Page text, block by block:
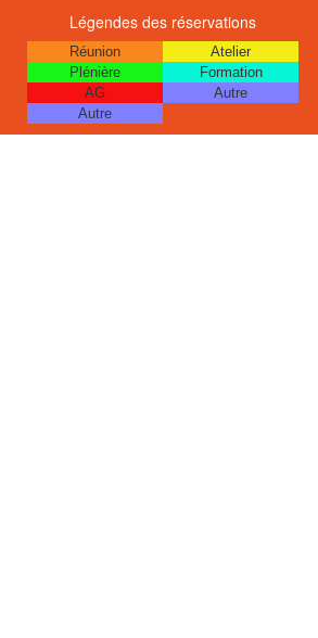
Légendes des réservations
Réunion
Atelier
Plénière
Formation
AG
Autre
Autre